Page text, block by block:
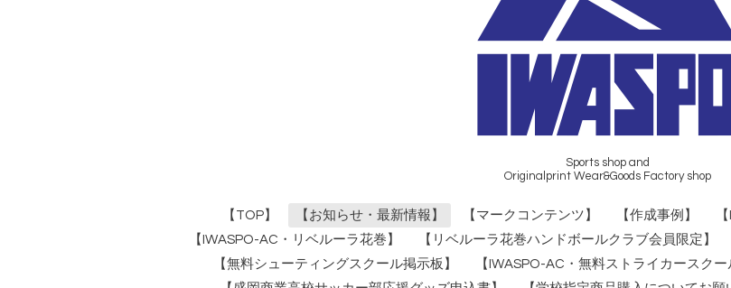
Sports shop and
Originalprint Wear&Goods Factory shop
【TOP】 【お知らせ・最新情報】 【マークコンテンツ】 【作成事例】
【IWASPO-AC・リベルーラ花巻】
【リベルーラ花巻ハンドボールクラブ会員限定】
【無料シューティングスクール掲示板】
【IWASPO-AC・無料ストライカースクー